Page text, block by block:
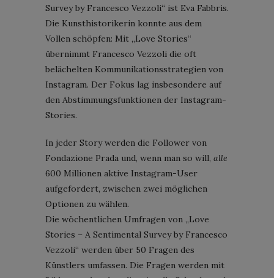
Survey by Francesco Vezzoli“ ist Eva Fabbris.
Die Kunsthistorikerin konnte aus dem
Vollen schöpfen: Mit „Love Stories“
übernimmt Francesco Vezzoli die oft
belächelten Kommunikationsstrategien von
Instagram. Der Fokus lag insbesondere auf
den Abstimmungsfunktionen der Instagram-
Stories.
In jeder Story werden die Follower von
Fondazione Prada und, wenn man so will, alle
600 Millionen aktive Instagram-User
aufgefordert, zwischen zwei möglichen
Optionen zu wählen.
Die wöchentlichen Umfragen von „Love
Stories – A Sentimental Survey by Francesco
Vezzoli“ werden über 50 Fragen des
Künstlers umfassen. Die Fragen werden mit